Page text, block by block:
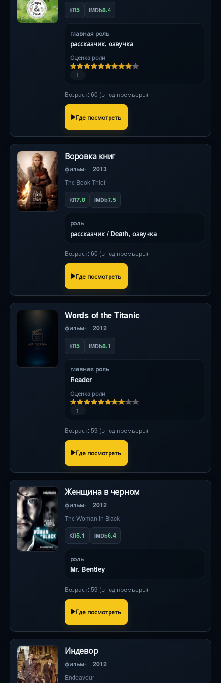
КП5 IMDb8.4
главная роль
рассказчик, озвучка
Оценка роли
1
Возраст: 60 (в год премьеры)
Где посмотреть
Воровка книг
фильм 2013
The Book Thief
КП7.8 IMDb7.5
роль
рассказчик / Death, озвучка
Возраст: 60 (в год премьеры)
Где посмотреть
Words of the Titanic
фильм 2012
КП5 IMDb8.1
главная роль
Reader
Оценка роли
1
Возраст: 59 (в год премьеры)
Где посмотреть
Женщина в черном
фильм 2012
The Woman in Black
КП5.1 IMDb6.4
роль
Mr. Bentley
Возраст: 59 (в год премьеры)
Где посмотреть
Индевор
фильм 2012
Endeavour